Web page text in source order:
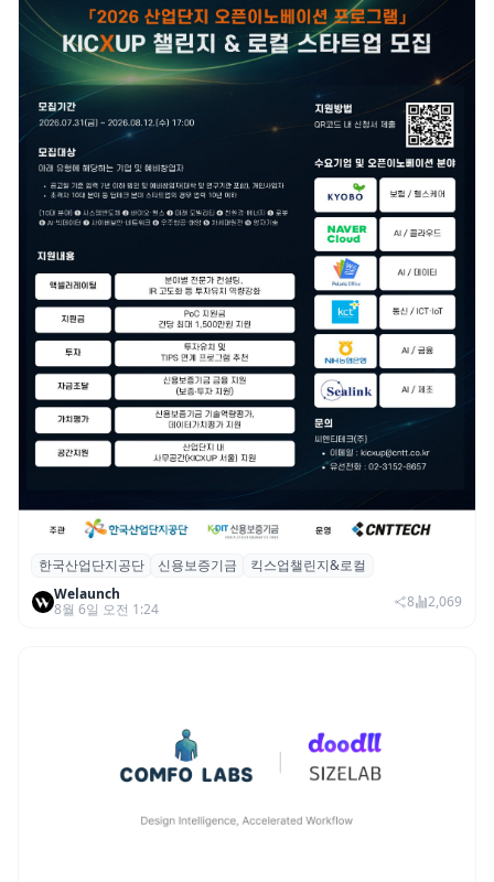
산단공·신보, 2026 ‘킥스업 챌린지&로컬’ 참
여 스타트업 모집
한국산업단지공단 신용보증기금
킥스업챌린지&로컬
Welaunch
8월 6일 오전 1:24
8 2,069